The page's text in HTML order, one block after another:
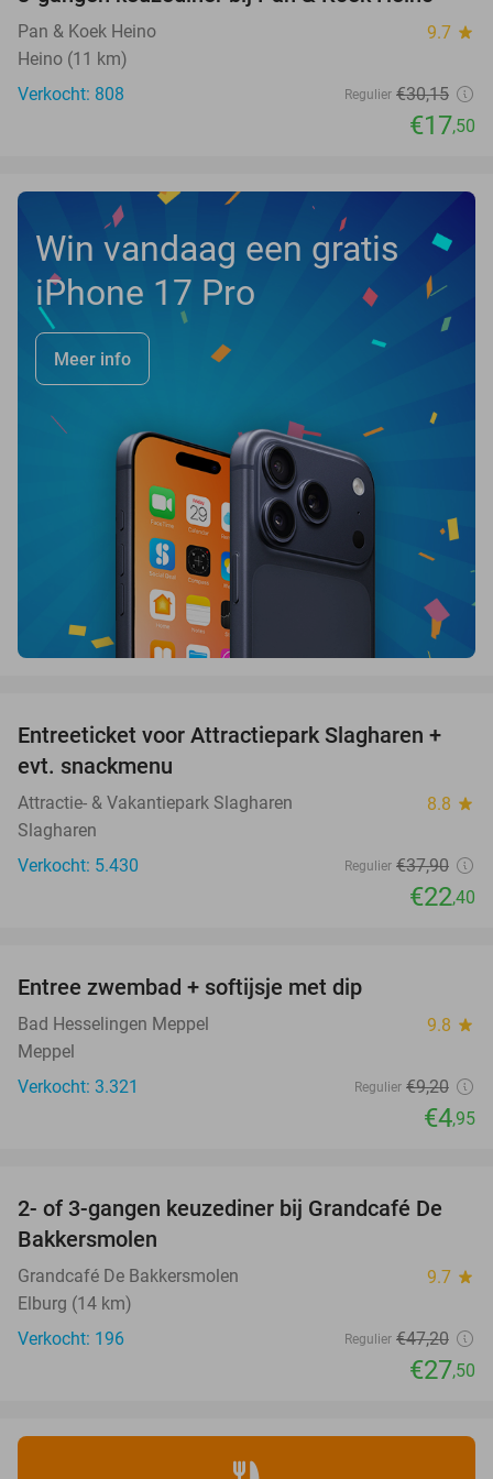
Pan & Koek Heino 9.7 star
Heino (11 km)
Verkocht: 808
Regulier €30,15
€17,50
Win vandaag een gratis
iPhone 17 Pro
Meer info
41%
Entreeticket voor Attractiepark Slagharen +
evt. snackmenu
Attractie- & Vakantiepark Slagharen 8.8 star
Slagharen
Verkocht: 5.430
Regulier €37,90
€22,40
Entree zwembad + softijsje met dip
Bad Hesselingen Meppel 9.8 star
Meppel
Verkocht: 3.321
Regulier €9,20
€4,95
42%
2- of 3-gangen keuzediner bij Grandcafé De
Bakkersmolen
Grandcafé De Bakkersmolen 9.7 star
Elburg (14 km)
Verkocht: 196
Regulier €47,20
€27,50